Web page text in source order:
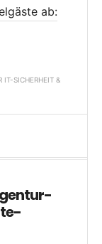
ab:
IT-SICHERHEIT &